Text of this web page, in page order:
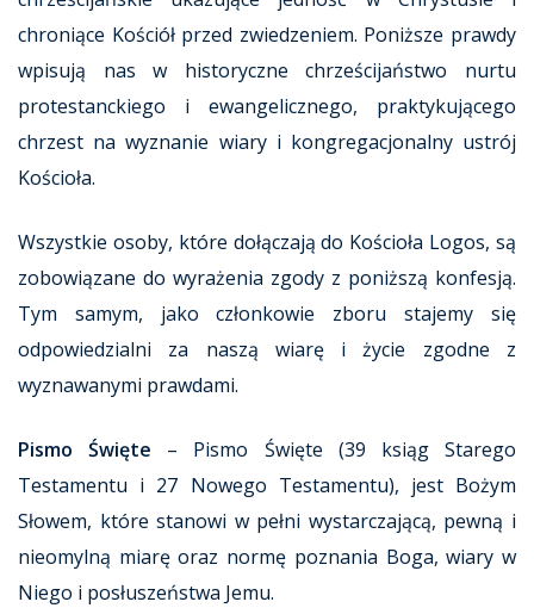
chroniące Kościół przed zwiedzeniem. Poniższe prawdy
wpisują nas w historyczne chrześcijaństwo nurtu
protestanckiego i ewangelicznego, praktykującego
chrzest na wyznanie wiary i kongregacjonalny ustrój
Kościoła.
Wszystkie osoby, które dołączają do Kościoła Logos, są
zobowiązane do wyrażenia zgody z poniższą konfesją.
Tym samym, jako członkowie zboru stajemy się
odpowiedzialni za naszą wiarę i życie zgodne z
wyznawanymi prawdami.
Pismo Święte – Pismo Święte (39 ksiąg Starego
Testamentu i 27 Nowego Testamentu), jest Bożym
Słowem, które stanowi w pełni wystarczającą, pewną i
nieomylną miarę oraz normę poznania Boga, wiary w
Niego i posłuszeństwa Jemu.